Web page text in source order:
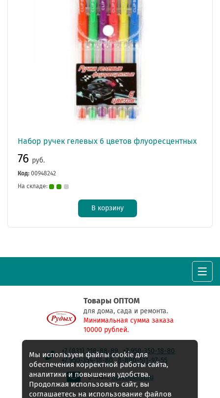
Набор ручек гелевых 6 цветов флуоресцентных
76 руб.
Код: 00948242
На складе:
В корзину
Товары ОПТОМ
для дома, сада и ремонта.
Минимальная сумма заказа
10000 рублей.
+7 (831) 218-88-89
+7 950-350-18-80
+7 950-354-18-80
8-800-511-97-55
E-mail:rudyh@list.ru
Мы используем файлы cookie для
обеспечения корректной работы сайта,
аналитики и повышения удобства.
Продолжая использовать сайт, вы
соглашаетесь на использование файлов